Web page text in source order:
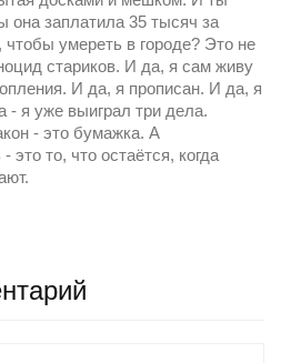
она заплатила 35 тысяч за
чтобы умереть в городе? Это не
стариков. И да, я сам живу
И да, я прописан. И да, я
- я уже выиграл три дела.
- это бумажка. А
это то, что остаётся, когда